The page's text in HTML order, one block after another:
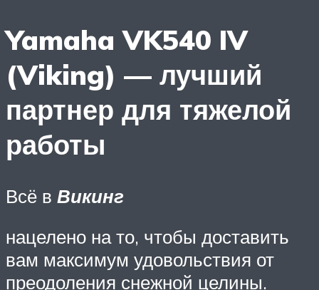
Yamaha VK540 IV
(Viking) — лучший
партнер для тяжелой
работы
Всё в Викинг
нацелено на то, чтобы доставить
вам максимум удовольствия от
преодоления снежной целины.